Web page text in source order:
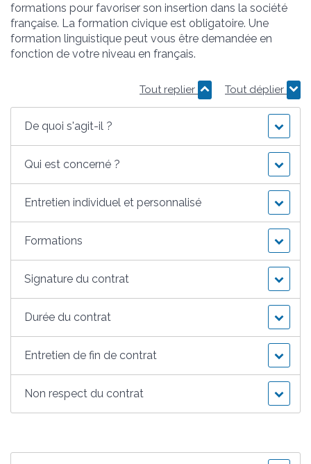
formations pour favoriser son insertion dans la société
française. La formation civique est obligatoire. Une
formation linguistique peut vous être demandée en
fonction de votre niveau en français.
Tout replier Tout déplier
De quoi s'agit-il ?
Qui est concerné ?
Entretien individuel et personnalisé
Formations
Signature du contrat
Durée du contrat
Entretien de fin de contrat
Non respect du contrat